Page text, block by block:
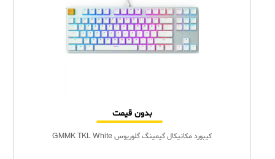
بدون قیمت
کیبورد مکانیکال گیمینگ گلوریوس GMMK TKL White